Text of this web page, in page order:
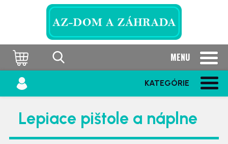
MENU
KATEGÓRIE
Lepiace pištole a náplne